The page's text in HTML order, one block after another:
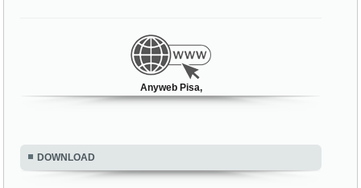
Anyweb Pisa,
DOWNLOAD